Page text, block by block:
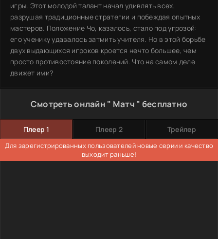
игры. Этот молодой талант начал удивлять всех,
разрушая традиционные стратегии и побеждая опытных
мастеров. Положение Чо, казалось, стало под угрозой:
его ученику удавалось затмить учителя. Но в этой борьбе
двух выдающихся игроков кроется нечто большее, чем
просто противостояние поколений. Что на самом деле
движет ими?
Смотреть онлайн " Матч " бесплатно
Плеер 1 Плеер 2 Трейлер
Для зарегистрированных пользователей новые серии и качество
выходит раньше!